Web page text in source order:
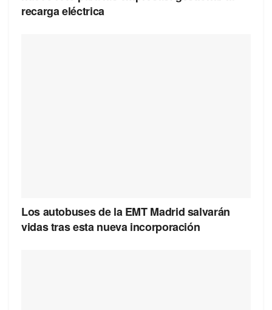
recarga eléctrica
Los autobuses de la EMT Madrid salvarán
vidas tras esta nueva incorporación